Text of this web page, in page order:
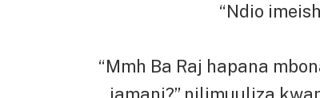
“Ndio
“Mmh Ba Raj hapana